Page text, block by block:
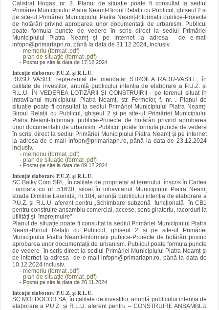
Calistrat Hogaș, nr. 3. Planul de situație poate fi consultat la sediul
Primăriei Municipiului Piatra Neamț-Biroul Relații cu Publicul, ghișeul 2 și
pe site-ul Primăriei Municipiului Piatra Neamț-Informații publice-Proiecte
de hotărâri privind aprobarea unor documentații de urbanism. Publicul
poate formula puncte de vedere în scris direct la sediul Primăriei
Municipiului Piatra Neamț și pe internet la adresa de e-mail
infopn@primariapn.ro, până la data de 31.12.2024, inclusiv.
- memoriu (format .pdf)
- plan de situație (format .pdf)
- Postat pe site la data de 17.12.2024
Intenție elaborare P.U.Z. și R.L.U.
RUSU VASILE reprezentat de mandatar STROIEA RADU-VASILE, în
calitate de investitor, anunță publicului intenția de elaborare a P.U.Z. și
R.L.U. ÎN VEDEREA LOTIZĂRII ȘI CONSTRUIRII - pe terenul situat în
intravilanul municipiului Piatra Neamț, str. Fermelor, f. nr. . Planul de
situație poate fi consultat la sediul Primăriei Municipiului Piatra Neamț-
Biroul Relații cu Publicul, ghișeul 2 și pe site-ul Primăriei Municipiului
Piatra Neamț-Informații publice-Proiecte de hotărâri privind aprobarea
unor documentații de urbanism. Publicul poate formula puncte de vedere
în scris, direct la sediul Primăriei Municipiului Piatra Neamț și pe internet
la adresa de e-mail infopn@primariapn.ro, până la data de 23.12.2024
inclusiv.
- memoriu (format .pdf)
- plan de situație (format .pdf)
- Postat pe site la data de 09.12.2024
Intenție elaborare P.U.Z. și R.L.U.
SC Balky Com SRL, în calitate de proprietar al terenului înscris în Cartea
Funciara cu nr. 51630, situat în intravilanul Municipiului Piatra Neamț
strada Dimitrie Leonida, nr.104, anunță publicului intenția de elaborare a
P.U.Z. și R.L.U. aferent pentru „Schimbare subzonă funcțională în CB1
pentru construire ansamblu comercial, accese, sens giratoriu, racorduri la
utilități și împrejmuire"
Planul de situație poate fi consultat la sediul Primăriei Municipiului Piatra
Neamț-Biroul Relații cu Publicul, ghișeul 2 și pe site-ul Primăriei
Municipiului Piatra Neamț-Informații publice-Proiecte de hotărâri privind
aprobarea unor documentații de urbanism. Publicul poate formula puncte
de vedere în scris direct la sediul Primăriei Municipiului Piatra Neamț și
pe internet la adresa de e-mail infopn@primariapn.ro, până la data de
10.12.2024 inclusiv.
- memoriu (format .pdf)
- plan de situație (format .pdf)
- Postat pe site la data de 20.11.2024
Intenție elaborare P.U.Z. și R.L.U.
SC MOLDOCOR SA, în calitate de investitor, anunță publicului intenția de
elaborare a P.U.Z. și R.L.U. aferent pentru – CONSTRUIRE ANSAMBLU